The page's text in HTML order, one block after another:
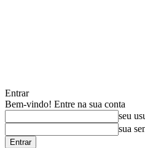
Entrar
Bem-vindo! Entre na sua conta
seu
sua